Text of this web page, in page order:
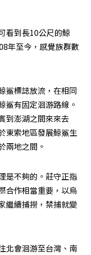
看到長10公尺的鯨
年至今，感覺族群數
鯊標誌放流，在相同
鯊有固定洄游路線。
到澎湖之間來來去
東索地區發展鯨鯊生
兩地之間。
是不夠的。莊守正指
合作相當重要，以烏
繼續捕撈，禁捕就變
北會洄游至台灣、南